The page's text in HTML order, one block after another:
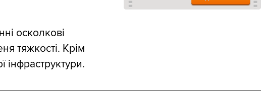
осколкові
тяжкості. Крім
інфраструктури.